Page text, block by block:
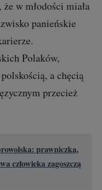
w młodości miała
panieńskie
Polaków,
a chęcią
przecież
prawniczka,
człowieka zagoszczą